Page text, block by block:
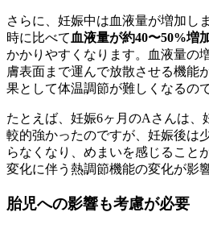
さらに、妊娠中は血液量が増加し
時に比べて 血液量が約40〜50%増
かかりやすくなります。血液量の
膚表面まで運んで放散させる機能
果として体温調節が難しくなるので
たとえば、妊娠6ヶ月のAさんは、
較的強かったのですが、妊娠後は
らなくなり、めまいを感じること
変化に伴う熱調節機能の変化が影
胎児への影響も考慮が必要